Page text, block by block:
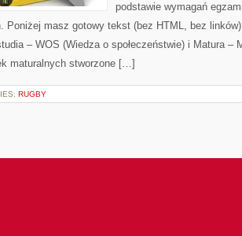
podstawie wymagań
Poniżej masz gotowy tekst (bez HTML, bez
– WOS (Wiedza o społeczeństwie) i Matura –
maturalnych stworzone […]
RUGBY